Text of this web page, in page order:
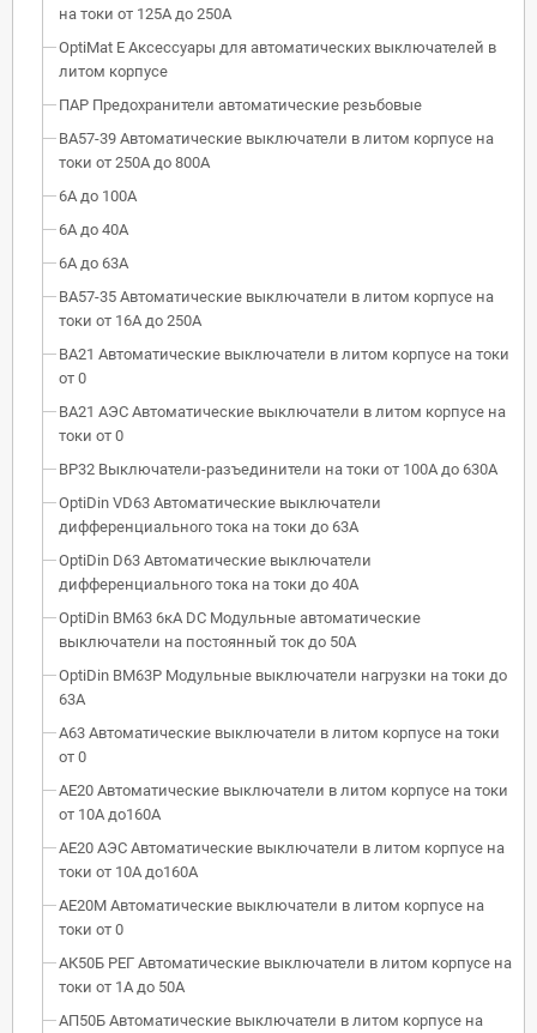
на токи от 125А до 250А
OptiMat E Аксессуары для автоматических выключателей в
литом корпусе
ПАР Предохранители автоматические резьбовые
ВА57-39 Автоматические выключатели в литом корпусе на
токи от 250А до 800А
6А до 100А
6А до 40А
6А до 63А
ВА57-35 Автоматические выключатели в литом корпусе на
токи от 16А до 250А
ВА21 Автоматические выключатели в литом корпусе на токи
от 0
ВА21 АЭС Автоматические выключатели в литом корпусе на
токи от 0
ВР32 Выключатели-разъединители на токи от 100А до 630А
OptiDin VD63 Автоматические выключатели
дифференциального тока на токи до 63А
OptiDin D63 Автоматические выключатели
дифференциального тока на токи до 40А
OptiDin BM63 6кА DC Модульные автоматические
выключатели на постоянный ток до 50А
OptiDin BM63P Модульные выключатели нагрузки на токи до
63А
А63 Автоматические выключатели в литом корпусе на токи
от 0
АЕ20 Автоматические выключатели в литом корпусе на токи
от 10А до160А
АЕ20 АЭС Автоматические выключатели в литом корпусе на
токи от 10А до160А
АЕ20М Автоматические выключатели в литом корпусе на
токи от 0
АК50Б РЕГ Автоматические выключатели в литом корпусе на
токи от 1А до 50А
АП50Б Автоматические выключатели в литом корпусе на